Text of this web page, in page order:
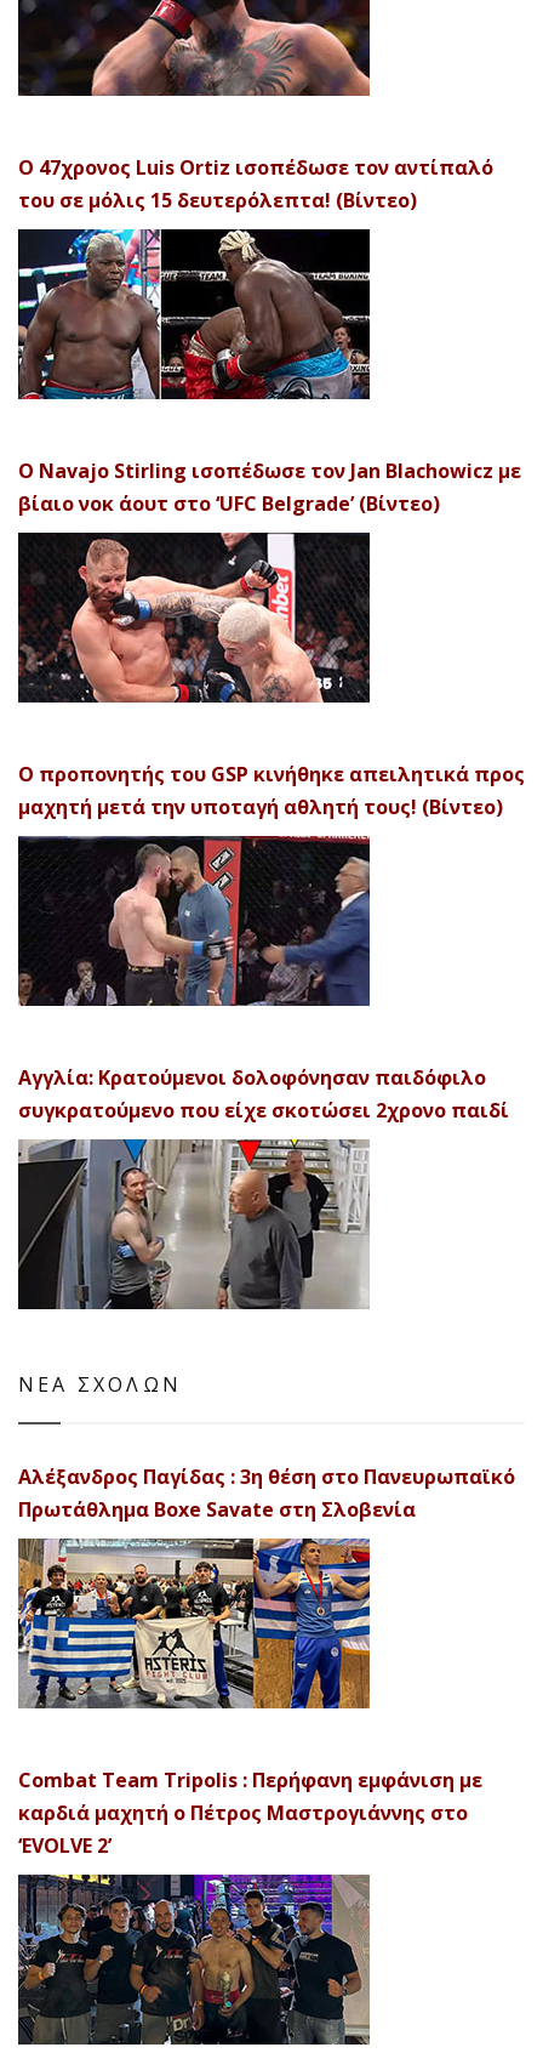
Ο 47χρονος Luis Ortiz ισοπέδωσε τον αντίπαλό
του σε μόλις 15 δευτερόλεπτα! (Βίντεο)
Ο Navajo Stirling ισοπέδωσε τον Jan Blachowicz με
βίαιο νοκ άουτ στο ‘UFC Belgrade’ (Βίντεο)
Ο προπονητής του GSP κινήθηκε απειλητικά προς
μαχητή μετά την υποταγή αθλητή τους! (Βίντεο)
Αγγλία: Κρατούμενοι δολοφόνησαν παιδόφιλο
συγκρατούμενο που είχε σκοτώσει 2χρονο παιδί
ΝΕΑ ΣΧΟΛΩΝ
Αλέξανδρος Παγίδας : 3η θέση στο Πανευρωπαϊκό
Πρωτάθλημα Boxe Savate στη Σλοβενία
Combat Team Tripolis : Περήφανη εμφάνιση με
καρδιά μαχητή ο Πέτρος Μαστρογιάννης στο
‘EVOLVE 2’